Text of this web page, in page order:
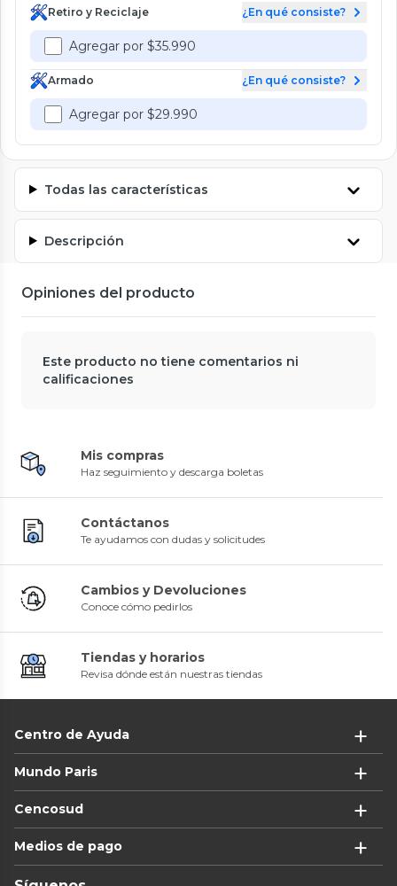
Retiro y Reciclaje
¿En qué consiste?
Agregar por $35.990
Armado ¿En qué consiste?
Agregar por $29.990
Todas las características
Descripción
Opiniones del producto
Este producto no tiene comentarios ni
calificaciones
Mis compras
Haz seguimiento y descarga boletas
Contáctanos
Te ayudamos con dudas y solicitudes
Cambios y Devoluciones
Conoce cómo pedirlos
Tiendas y horarios
Revisa dónde están nuestras tiendas
Centro de Ayuda
Mundo Paris
Cencosud
Medios de pago